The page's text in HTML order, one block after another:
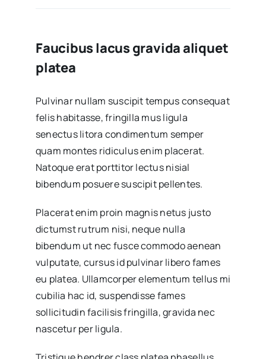
Faucibus lacus gravida aliquet
platea
Pulvinar nullam suscipit tempus consequat
felis habitasse, fringilla mus ligula
senectus litora condimentum semper
quam montes ridiculus enim placerat.
Natoque erat porttitor lectus nisial
bibendum posuere suscipit pellentes.
Placerat enim proin magnis netus justo
dictumst rutrum nisi, neque nulla
bibendum ut nec fusce commodo aenean
vulputate, cursus id pulvinar libero fames
eu platea. Ullamcorper elementum tellus mi
cubilia hac id, suspendisse fames
sollicitudin facilisis fringilla, gravida nec
nascetur per ligula.